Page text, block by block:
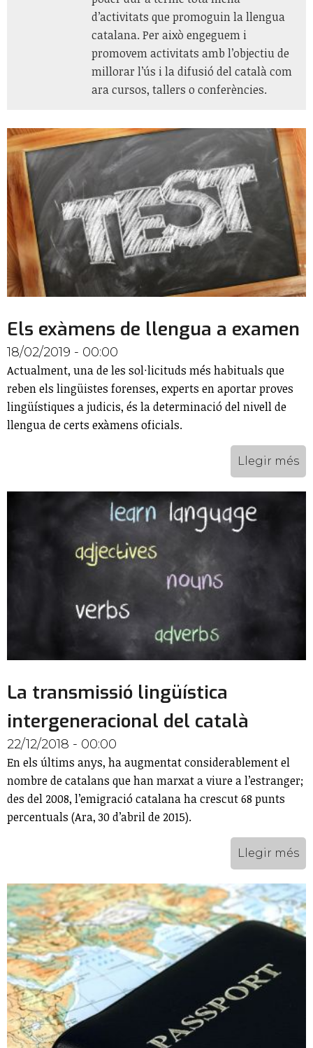
d’activitats que promoguin la llengua
catalana. Per això engeguem i
promovem activitats amb l’objectiu de
millorar l’ús i la difusió del català com
ara cursos, tallers o conferències.
Els exàmens de llengua a examen
18/02/2019 - 00:00
Actualment, una de les sol·licituds més habituals que
reben els lingüistes forenses, experts en aportar proves
lingüístiques a judicis, és la determinació del nivell de
llengua de certs exàmens oficials.
Llegir més
La transmissió lingüística
intergeneracional del català
22/12/2018 - 00:00
En els últims anys, ha augmentat considerablement el
nombre de catalans que han marxat a viure a l’estranger;
des del 2008, l’emigració catalana ha crescut 68 punts
percentuals (Ara, 30 d’abril de 2015).
Llegir més